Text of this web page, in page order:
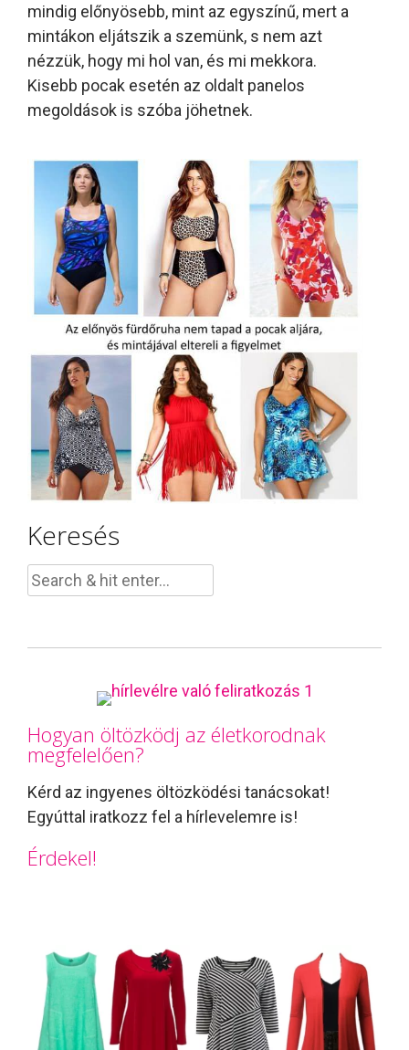
mindig előnyösebb, mint az egyszínű, mert a
mintákon eljátszik a szemünk, s nem azt
nézzük, hogy mi hol van, és mi mekkora.
Kisebb pocak esetén az oldalt panelos
megoldások is szóba jöhetnek.
Keresés
Hogyan öltözködj az életkorodnak
megfelelően?
Kérd az ingyenes öltözködési tanácsokat!
Egyúttal iratkozz fel a hírlevelemre is!
Érdekel!